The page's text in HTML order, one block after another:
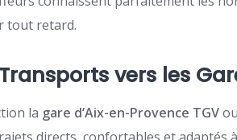
tout retard.
Transports vers les
la gare d’Aix-en-Provence TGV